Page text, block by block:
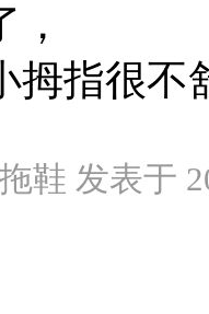
，
拇指很
鞋 发表于